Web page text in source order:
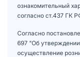
ознакомительный
согласно ст.437 ГК
Согласно
697 "Об
осуществление